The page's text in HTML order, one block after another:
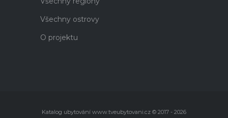
Všechny ostrovy
O projektu
Katalog ubytování www.tveubytovani.cz © 2017 - 2026